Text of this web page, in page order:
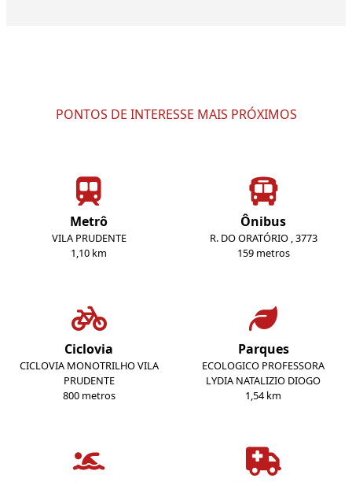
PONTOS DE INTERESSE MAIS PRÓXIMOS
Metrô
VILA PRUDENTE
1,10 km
Ônibus
R. DO ORATÓRIO , 3773
159 metros
Ciclovia
CICLOVIA MONOTRILHO VILA
PRUDENTE
800 metros
Parques
ECOLOGICO PROFESSORA
LYDIA NATALIZIO DIOGO
1,54 km